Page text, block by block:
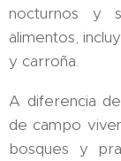
nocturnos y
alimentos,
y carroña.
A diferencia
de campo
bosques y